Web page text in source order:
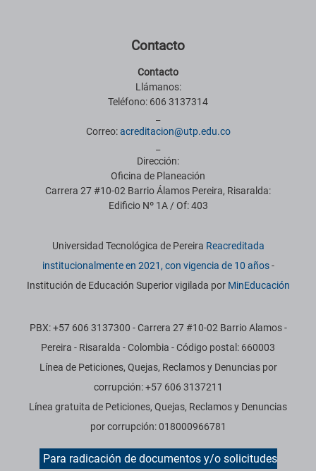
Contacto
Contacto
Llámanos:
Teléfono: 606 3137314
Correo:acreditacion@utp.edu.co
Dirección:
Oficina de Planeación
Carrera 27 #10-02 Barrio Álamos Pereira, Risaralda:
Edificio Nº 1A / Of: 403
Información institucional
Universidad Tecnológica de Pereira Reacreditada
institucionalmente en 2021, con vigencia de 10 años-
Institución de Educación Superior vigilada por MinEducación
PBX: +57 606 3137300 - Carrera 27 #10-02 Barrio Alamos -
Pereira - Risaralda - Colombia - Código postal: 660003
Línea de Peticiones, Quejas, Reclamos y Denuncias por
corrupción: +57 606 3137211
Línea gratuita de Peticiones, Quejas, Reclamos y Denuncias
por corrupción: 018000966781
Para radicación de documentos y/o solicitudes